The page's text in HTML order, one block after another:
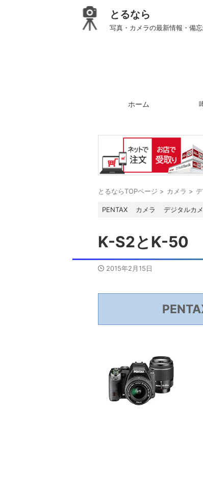
とるなら
写真・カメラの最新情報・備
ホーム
とるならTOPページ > カメラ >
PENTAX カメラ デジタルカ
K-S2とK-50
2015年2月15日